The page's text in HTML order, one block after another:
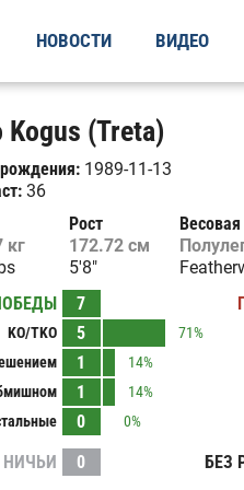
НОВОСТИ ВИДЕО
(Treta)
1989-11-13
36
кг
Рост
172.72 см
5'8"
7
KO/TKO 5
71%
1
14%
1
14%
0 0%
НИЧЬИ 0 БЕЗ